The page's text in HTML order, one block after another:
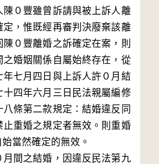
０豐雖曾訴請與被上訴人離
，惟既經再審判決廢棄該離
０豐離婚之訴確定在案，則
之婚姻關係自屬始終存在，從
七月四日與上訴人許０月結
四年六月三日民法親屬編修
條第二款規定：結婚違反同
重婚之規定者無效。則重婚
當然確定的無效。
月間之結婚，因違反民法第九